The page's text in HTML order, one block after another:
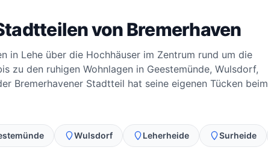
von Bremerhaven
in Lehe über die Hochhäuser im Zentrum rund um die
zu den ruhigen Wohnlagen in Geestemünde, Wulsdorf,
Bremerhavener Stadtteil hat seine eigenen Tücken beim
Wulsdorf Leherheide Surheide